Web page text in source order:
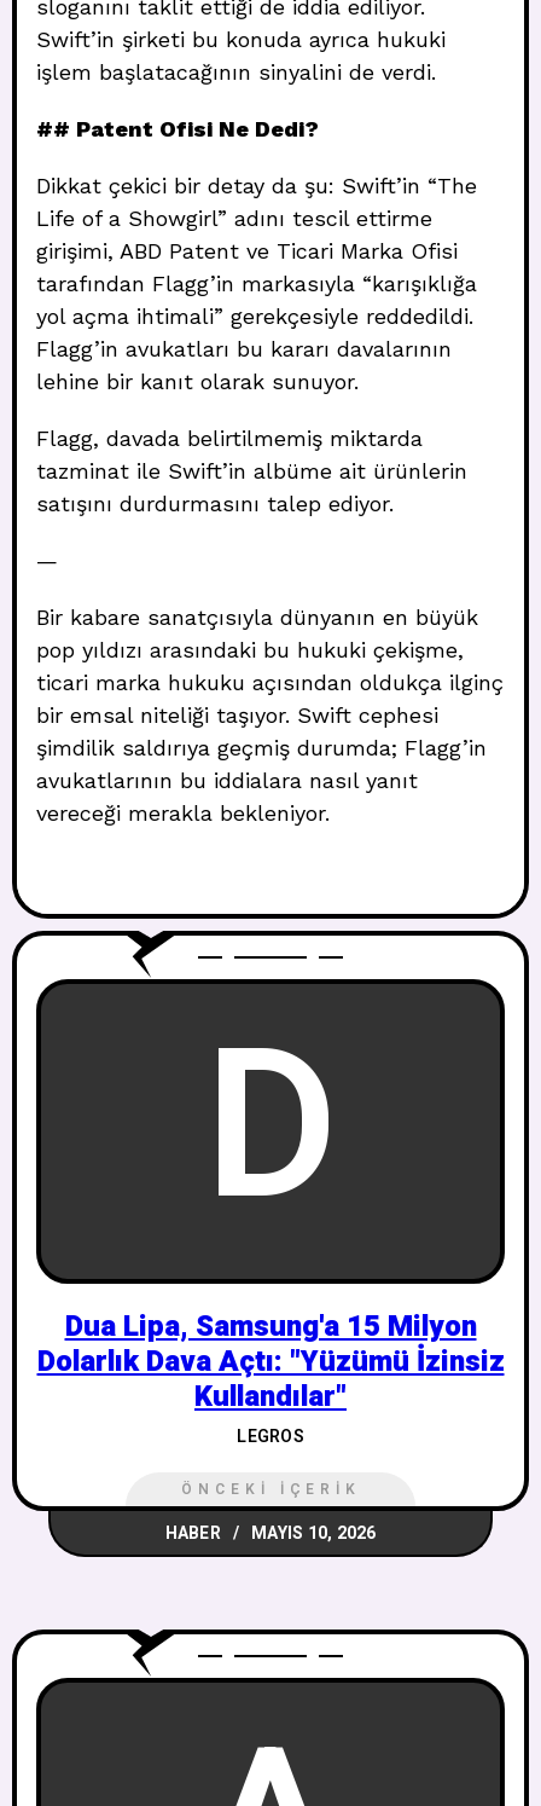
sloganını taklit ettiği de iddia ediliyor.
Swift’in şirketi bu konuda ayrıca hukuki
işlem başlatacağının sinyalini de verdi.
## Patent Ofisi Ne Dedi?
Dikkat çekici bir detay da şu: Swift’in “The
Life of a Showgirl” adını tescil ettirme
girişimi, ABD Patent ve Ticari Marka Ofisi
tarafından Flagg’in markasıyla “karışıklığa
yol açma ihtimali” gerekçesiyle reddedildi.
Flagg’in avukatları bu kararı davalarının
lehine bir kanıt olarak sunuyor.
Flagg, davada belirtilmemiş miktarda
tazminat ile Swift’in albüme ait ürünlerin
satışını durdurmasını talep ediyor.
—
Bir kabare sanatçısıyla dünyanın en büyük
pop yıldızı arasındaki bu hukuki çekişme,
ticari marka hukuku açısından oldukça ilginç
bir emsal niteliği taşıyor. Swift cephesi
şimdilik saldırıya geçmiş durumda; Flagg’in
avukatlarının bu iddialara nasıl yanıt
vereceği merakla bekleniyor.
D
Dua Lipa, Samsung'a 15 Milyon
Dolarlık Dava Açtı: "Yüzümü İzinsiz
Kullandılar"
LEGROS
ÖNCEKI İÇERIK
HABER MAYIS 10, 2026